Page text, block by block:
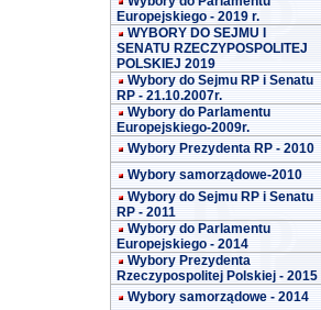
Europejskiego - 2019 r.
WYBORY DO SEJMU I
SENATU RZECZYPOSPOLITEJ
POLSKIEJ 2019
Wybory do Sejmu RP i Senatu
RP - 21.10.2007r.
Wybory do Parlamentu
Europejskiego-2009r.
Wybory Prezydenta RP - 2010
Wybory samorządowe-2010
Wybory do Sejmu RP i Senatu
RP - 2011
Wybory do Parlamentu
Europejskiego - 2014
Wybory Prezydenta
Rzeczypospolitej Polskiej - 2015
Wybory samorządowe - 2014